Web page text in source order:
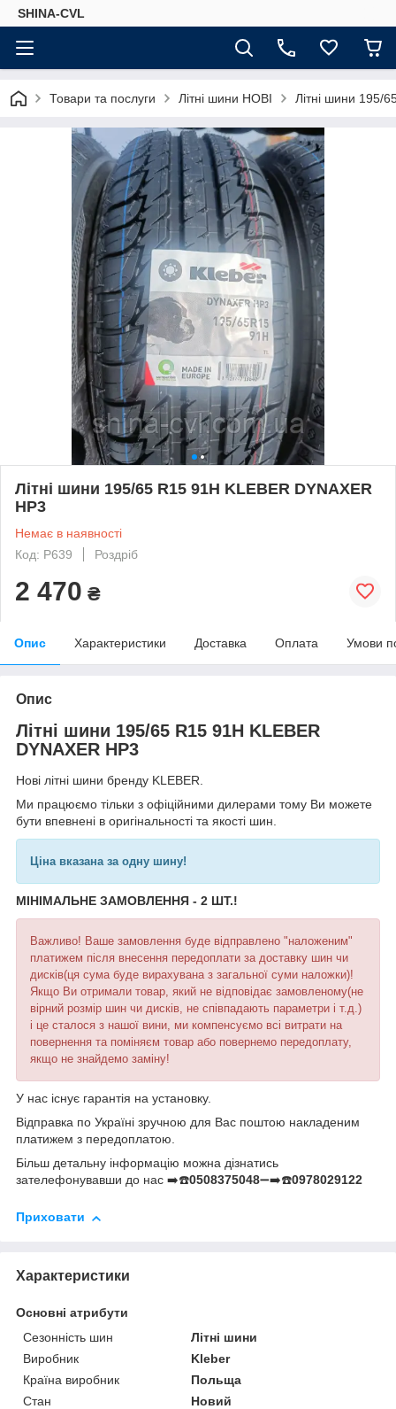
SHINA-CVL
Товари та послуги Літні шини НОВІ Літні шини 195/
Літні шини 195/65 R15 91H KLEBER DYNAXER
HP3
Немає в наявності
Код: P639
Роздріб
2 470 ₴
Опис Характеристики Доставка Оплата Умови
Опис
Літні шини 195/65 R15 91H KLEBER
DYNAXER HP3
Нові літні шини бренду KLEBER.
Ми працюємо тільки з офіційними дилерами тому Ви можете
бути впевнені в оригінальності та якості шин.
Ціна вказана за одну шину!
МІНІМАЛЬНЕ ЗАМОВЛЕННЯ - 2 ШТ.!
Важливо! Ваше замовлення буде відправлено "наложеним"
платижем після внесення передоплати за доставку шин чи
дисків(ця сума буде вирахувана з загальної суми наложки)!
Якщо Ви отримали товар, який не відповідає замовленому(не
вірний розмір шин чи дисків, не співпадають параметри і т.д.)
і це сталося з нашої вини, ми компенсуємо всі витрати на
повернення та поміняєм товар або повернемо передоплату,
якщо не знайдемо заміну!
У нас існує гарантія на установку.
Відправка по Україні зручною для Вас поштою накладеним
платижем з передоплатою.
Більш детальну інформацію можна дізнатись
зателефонувавши до нас ➡️☎️0508375048➖➡️☎️0978029122
Приховати
Характеристики
Основні атрибути
Сезонність шин
Літні шини
Виробник
Kleber
Країна виробник
Польща
Стан
Новий